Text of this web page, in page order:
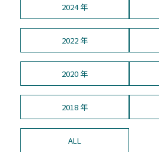
2024 年
2022 年
2020 年
2018 年
ALL